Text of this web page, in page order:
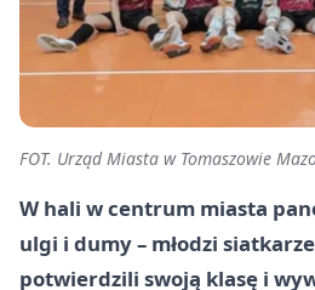
FOT. Urząd Miasta w Tomaszowie
W hali w centrum miasta
ulgi i dumy – młodzi
potwierdzili swoją klasę i